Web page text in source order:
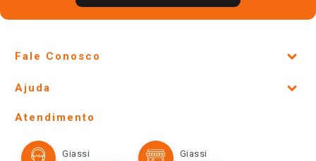
Fale Conosco